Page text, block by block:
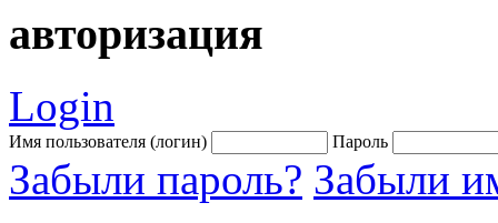
авторизация
Login
Имя пользователя (логин) Пароль
Забыли пароль? Забыли